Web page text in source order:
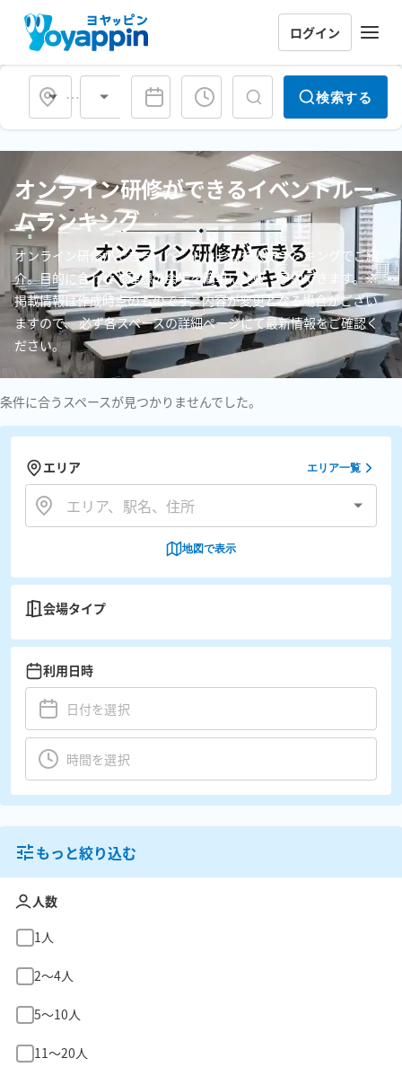
ログイン
会場タイプ 検索する
オンライン研修ができるイベントルー
ムランキング
オンライン研修ができるイベントルームを人気ランキングでご紹
介。目的に合わせて理想の会場を簡単に比較・予約できます。※
掲載情報は作成時点のものです。内容が変更となる場合がござい
ますので、 必ず各スペースの詳細ページにて最新情報をご確認く
ださい。
条件に合うスペースが見つかりませんでした。
エリア エリア一覧
地図で表示
会場タイプ
利用日時
もっと絞り込む
人数
1人
2〜4人
5〜10人
11〜20人